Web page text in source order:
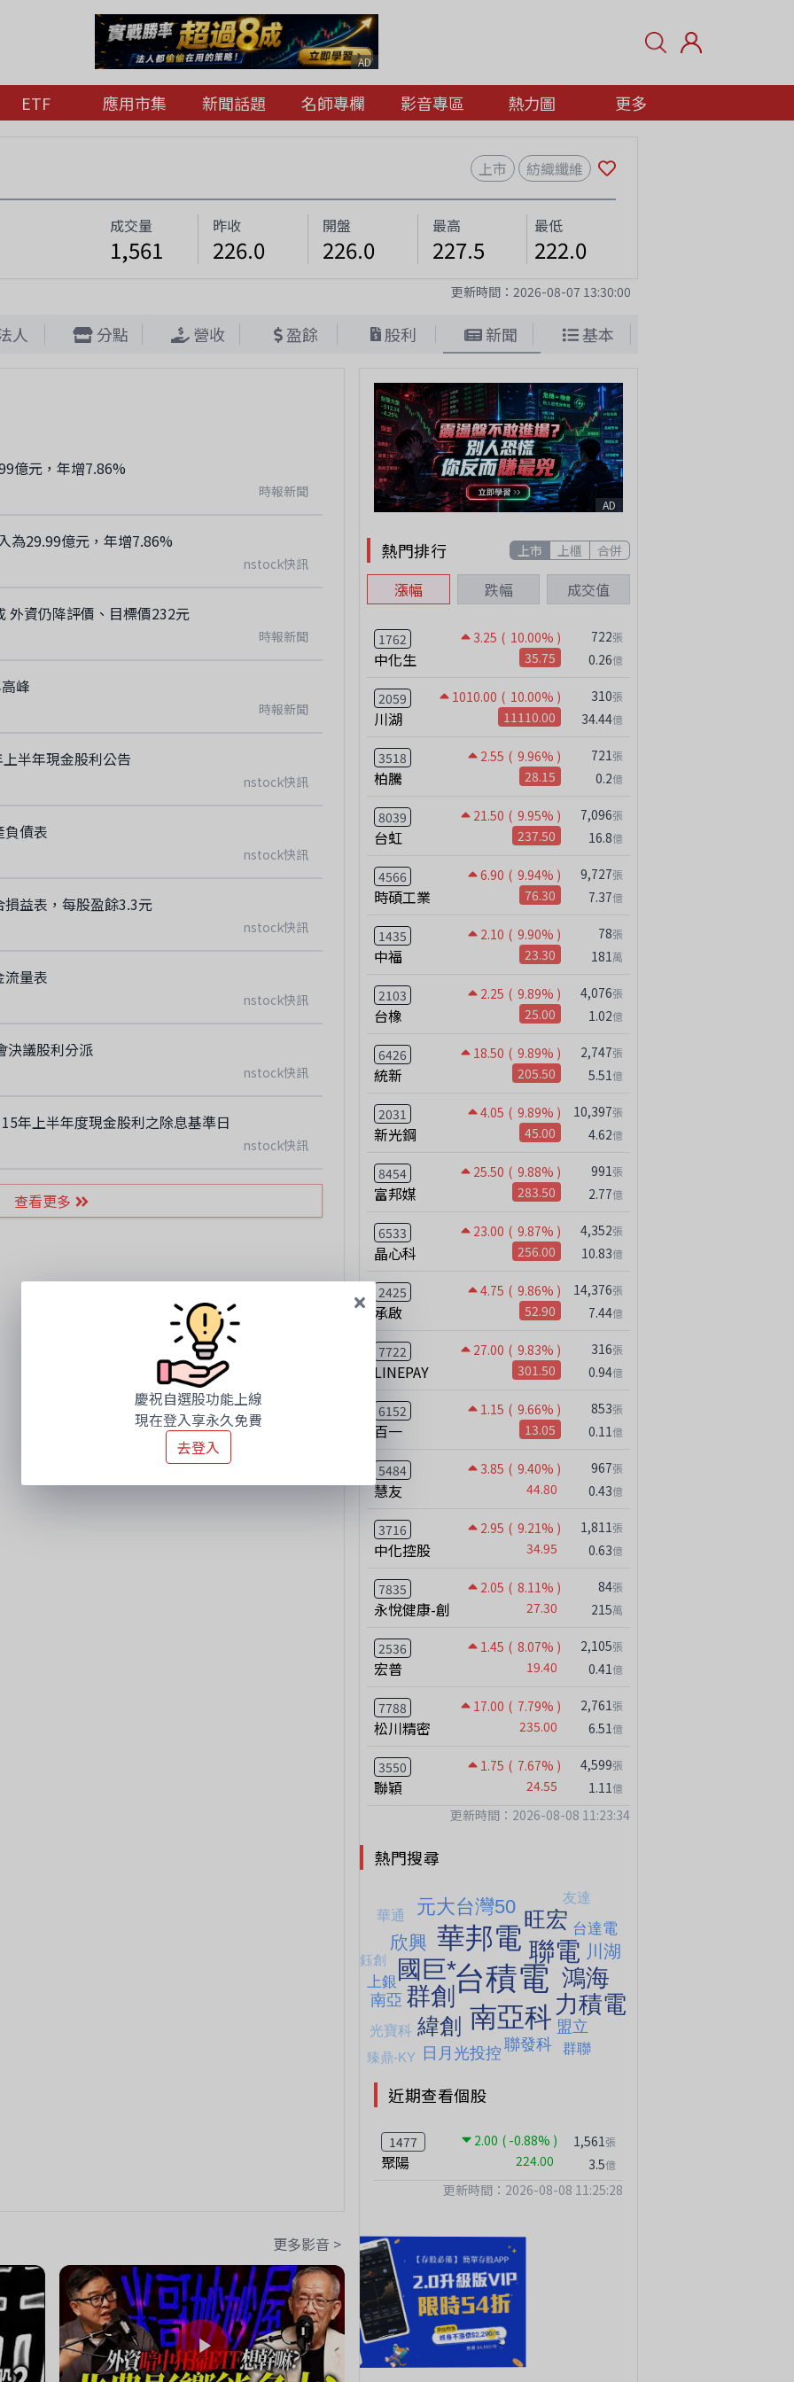
AD
ETF 應用市集 新聞話題 名師專欄 影音專區 熱力圖 更多
上市 紡織纖維
成交量
1,561
昨收
226.0
開盤
226.0
最高
227.5
最低
222.0
更新時間： 2026-08-07 13:30:00
人 分點 營收 盈餘 股利 新聞 基本
億元，年增7.86%
時報新聞
為29.99億元，年增7.86%
nstock快訊
外資仍降評價、目標價232元
時報新聞
峰
時報新聞
半年現金股利公告
nstock快訊
負債表
nstock快訊
益表，每股盈餘3.3元
nstock快訊
流量表
nstock快訊
決議股利分派
nstock快訊
年上半年度現金股利之除息基準日
nstock快訊
查看更多
更多影音 >
AD
熱門排行 上市 上櫃 合併
漲幅 跌幅 成交值
1762 3.25 ( 10.00% )
中化生 35.75
722張
0.26億
2059 1010.00 ( 10.00% )
川湖 11110.00
310張
34.44億
3518 2.55 ( 9.96% )
柏騰 28.15
721 張
0.2億
8039 21.50 ( 9.95% )
台虹 237.50
7,096張
16.8億
4566 6.90 ( 9.94% )
時碩工業 76.30
9,727張
7.37億
1435 2.10 ( 9.90% )
中福 23.30
78張
181萬
2103 2.25 ( 9.89% )
台橡 25.00
4,076張
1.02億
6426 18.50 ( 9.89% )
統新 205.50
2,747張
5.51億
2031 4.05 ( 9.89% )
新光鋼 45.00
10,397張
4.62億
8454 25.50 ( 9.88% )
富邦媒 283.50
991 張
2.77億
6533 23.00 ( 9.87% )
晶心科 256.00
4,352張
10.83億
2425 4.75 ( 9.86% )
承啟 52.90
14,376張
7.44億
7722 27.00 ( 9.83% )
LINEPAY 301.50
316張
0.94億
6152 1.15 ( 9.66% )
百一 13.05
853張
0.11億
5484 3.85 ( 9.40% )
慧友 44.80
967張
0.43億
3716 2.95 ( 9.21% )
中化控股 34.95
1,811 張
0.63億
7835 2.05 ( 8.11% )
永悅健康-創 27.30
84張
215萬
2536 1.45 ( 8.07% )
宏普 19.40
2,105張
0.41億
7788 17.00 ( 7.79% )
松川精密 235.00
2,761 張
6.51億
3550 1.75 ( 7.67% )
聯穎 24.55
4,599張
1.11億
更新時間：2026-08-08 11:23:34
熱門搜尋
近期查看個股
1477 2.00 ( -0.88% )
聚陽 224.00
1,561 張
3.5億
更新時間：2026-08-08 11:25:28
慶祝自選股功能上線
現在登入享永久免費
去登入